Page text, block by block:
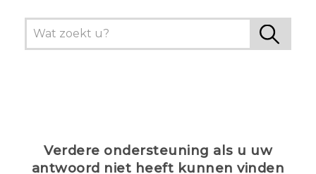
Verdere ondersteuning als u uw
antwoord niet heeft kunnen vinden